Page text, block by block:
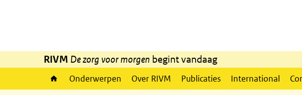
RIVM De zorg voor morgen begint vandaag
Onderwerpen Over RIVM Publicaties International